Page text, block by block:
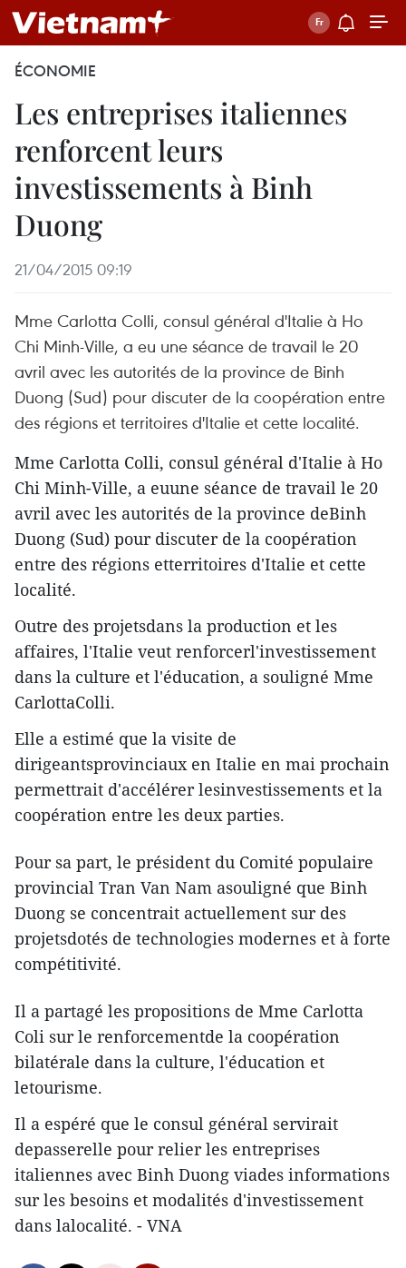
ÉCONOMIE
Les entreprises italiennes
renforcent leurs
investissements à Binh
Duong
21/04/2015 09:19
Mme Carlotta Colli, consul général d'Italie à Ho
Chi Minh-Ville, a eu une séance de travail le 20
avril avec les autorités de la province de Binh
Duong (Sud) pour discuter de la coopération entre
des régions et territoires d'Italie et cette localité.
Mme Carlotta Colli, consul général d'Italie à Ho
Chi Minh-Ville, a euune séance de travail le 20
avril avec les autorités de la province deBinh
Duong (Sud) pour discuter de la coopération
entre des régions etterritoires d'Italie et cette
localité.
Outre des projetsdans la production et les
affaires, l'Italie veut renforcerl'investissement
dans la culture et l'éducation, a souligné Mme
CarlottaColli.
Elle a estimé que la visite de
dirigeantsprovinciaux en Italie en mai prochain
permettrait d'accélérer lesinvestissements et la
coopération entre les deux parties.
Pour sa part, le président du Comité populaire
provincial Tran Van Nam asouligné que Binh
Duong se concentrait actuellement sur des
projetsdotés de technologies modernes et à forte
compétitivité.
Il a partagé les propositions de Mme Carlotta
Coli sur le renforcementde la coopération
bilatérale dans la culture, l'éducation et
letourisme.
Il a espéré que le consul général servirait
depasserelle pour relier les entreprises
italiennes avec Binh Duong viades informations
sur les besoins et modalités d'investissement
dans lalocalité. - VNA